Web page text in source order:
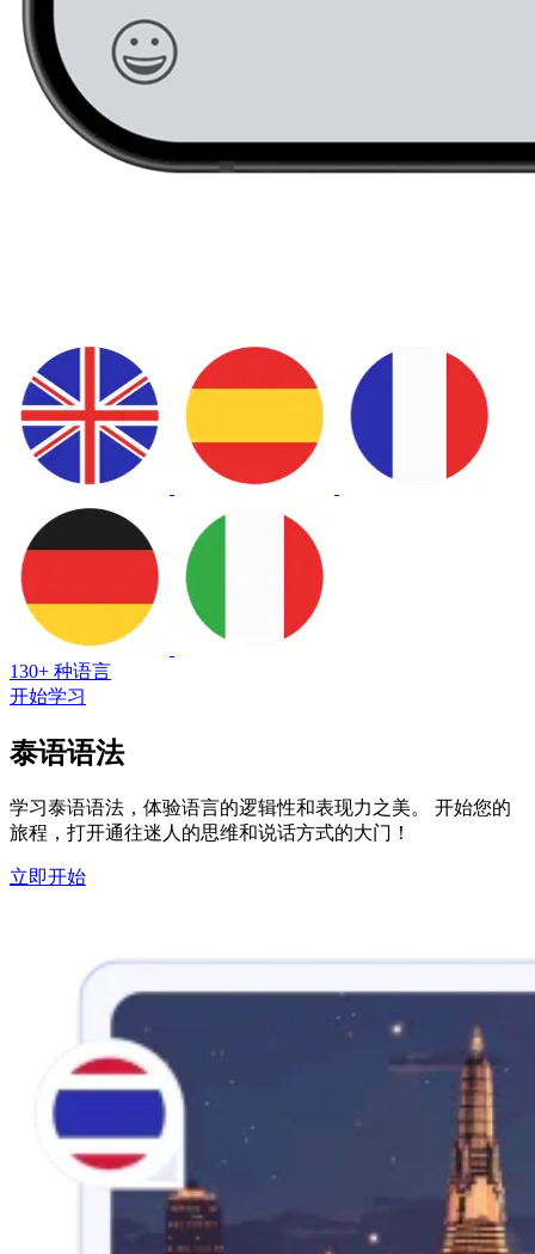
130+ 种语言
开始学习
泰语语法
学习泰语语法，体验语言的逻辑性和表现力之美。 开始您的
旅程，打开通往迷人的思维和说话方式的大门！
立即开始